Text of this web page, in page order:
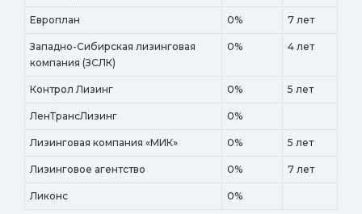
Европлан 0% 7 лет
Западно-Сибирская лизинговая
компания (ЗСЛК)
0% 4 лет
Контрол Лизинг 0% 5 лет
ЛенТрансЛизинг 0%
Лизинговая компания «МИК» 0% 5 лет
Лизинговое агентство 0% 7 лет
Ликонс 0%